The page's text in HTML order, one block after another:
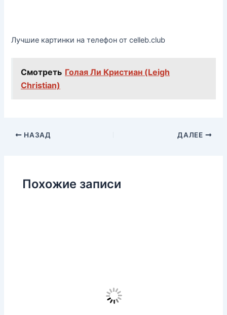
Лучшие картинки на телефон от celleb.club
Смотреть Голая Ли Кристиан (Leigh
Christian)
НАЗАД ДАЛЕЕ
Похожие записи